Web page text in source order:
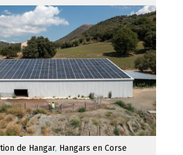
Fage|20 novembre 2024|
de Hangar, Hangars en Corse